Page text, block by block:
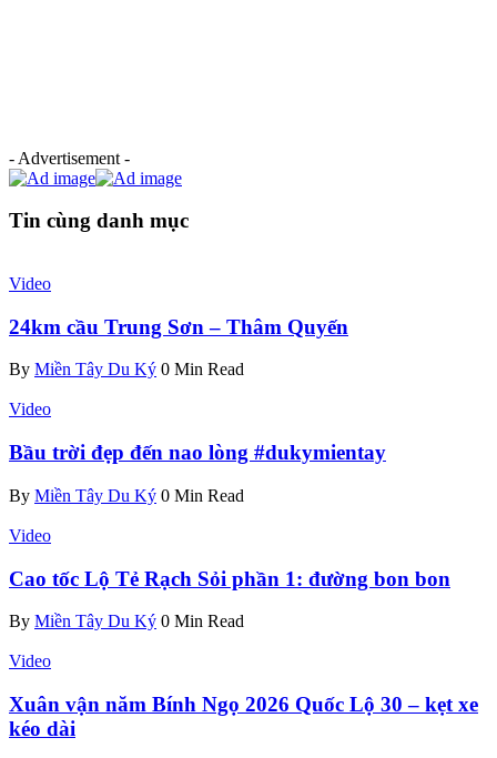
- Advertisement -
Tin cùng danh mục
Video
24km cầu Trung Sơn – Thâm Quyến
By Miền Tây Du Ký 0 Min Read
Video
Bầu trời đẹp đến nao lòng #dukymientay
By Miền Tây Du Ký 0 Min Read
Video
Cao tốc Lộ Tẻ Rạch Sỏi phần 1: đường bon bon
By Miền Tây Du Ký 0 Min Read
Video
Xuân vận năm Bính Ngọ 2026 Quốc Lộ 30 – kẹt xe
kéo dài